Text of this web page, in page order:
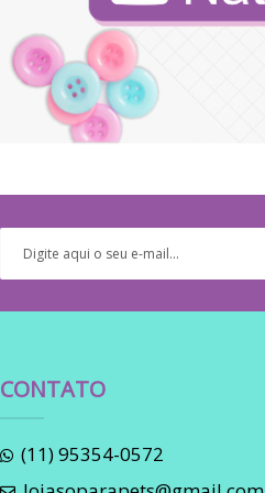
CONTATO
(11) 95354-0572